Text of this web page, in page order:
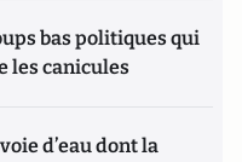
bas politiques qui
les canicules
d’eau dont la